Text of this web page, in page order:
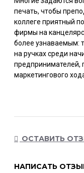
печать, чтобы
коллеге приятный
фирмы на
более узнаваемым:
на ручках среди
предпринимателей,
маркетингового
ОСТАВИТЬ
НАПИСАТЬ